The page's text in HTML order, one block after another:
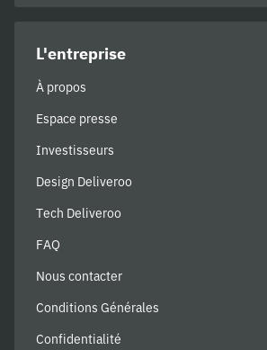
L'entreprise
À propos
Espace presse
Investisseurs
Design Deliveroo
Tech Deliveroo
FAQ
Nous contacter
Conditions Générales
Confidentialité